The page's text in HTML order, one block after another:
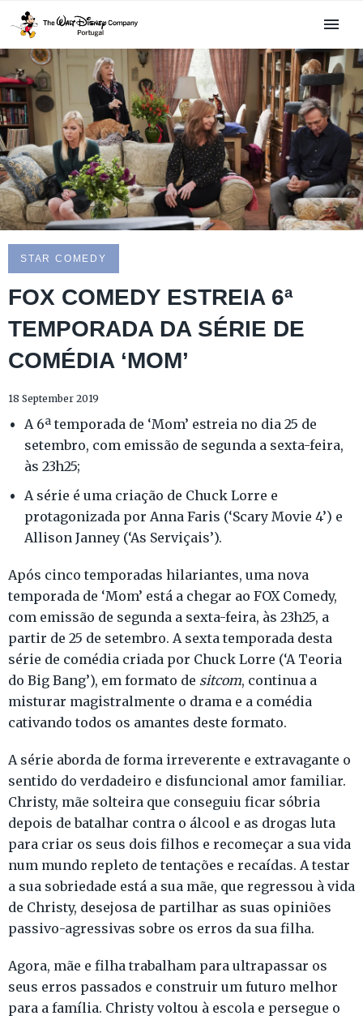
STAR COMEDY
FOX COMEDY ESTREIA 6ª
TEMPORADA DA SÉRIE DE
COMÉDIA ‘MOM’
18 September 2019
A 6ª temporada de ‘Mom’ estreia no dia 25 de
setembro, com emissão de segunda a sexta-feira,
às 23h25;
A série é uma criação de Chuck Lorre e
protagonizada por Anna Faris (‘Scary Movie 4’) e
Allison Janney (‘As Serviçais’).
Após cinco temporadas hilariantes, uma nova
temporada de ‘Mom’ está a chegar ao FOX Comedy,
com emissão de segunda a sexta-feira, às 23h25, a
partir de 25 de setembro. A sexta temporada desta
série de comédia criada por Chuck Lorre (‘A Teoria
do Big Bang’), em formato de sitcom, continua a
misturar magistralmente o drama e a comédia
cativando todos os amantes deste formato.
A série aborda de forma irreverente e extravagante o
sentido do verdadeiro e disfuncional amor familiar.
Christy, mãe solteira que conseguiu ficar sóbria
depois de batalhar contra o álcool e as drogas luta
para criar os seus dois filhos e recomeçar a sua vida
num mundo repleto de tentações e recaídas. A testar
a sua sobriedade está a sua mãe, que regressou à vida
de Christy, desejosa de partilhar as suas opiniões
passivo-agressivas sobre os erros da sua filha.
Agora, mãe e filha trabalham para ultrapassar os
seus erros passados e construir um futuro melhor
para a família. Christy voltou à escola e persegue o